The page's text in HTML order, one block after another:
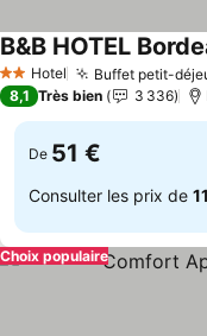
2 Étoiles
Hotel Buffet petit-
B&B HOTEL
8,1 Très bien 3 336
De 51 €
Consulter les prix de
Choix populaire